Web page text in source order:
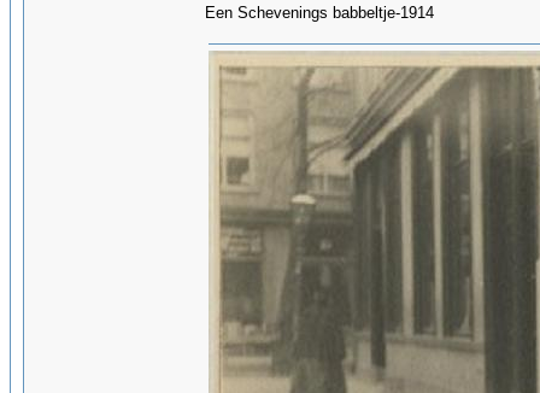
Een Schevenings babbeltje-1914